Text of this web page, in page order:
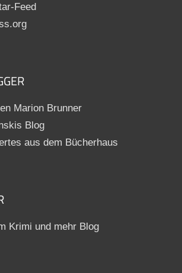
Feed
Marion Brunner
Blog
aus dem Bücherhaus
Krimi und mehr Blog